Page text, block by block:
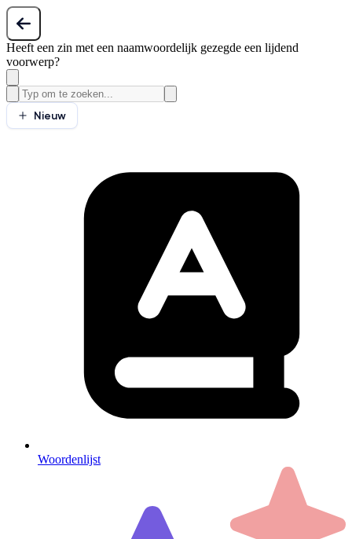
Heeft een zin met een naamwoordelijk gezegde een lijdend
voorwerp?
Nieuw
Woordenlijst